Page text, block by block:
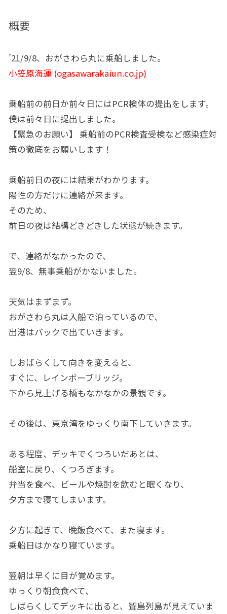
概要
’21/9/8、おがさわら丸に乗船しました。
小笠原海運 (ogasawarakaiun.co.jp)
乗船前の前日か前々日にはPCR検体の提出をします。
僕は前々日に提出しました。
【緊急のお願い】 乗船前のPCR検査受検など感染症対
策の徹底をお願いします！
乗船前日の夜には結果がわかります。
陽性の方だけに連絡が来ます。
そのため、
前日の夜は結構どきどきした状態が続きます。
で、連絡がなかったので、
翌9/8、無事乗船がかないました。
天気はまずまず。
おがさわら丸は入船で泊っているので、
出港はバックで出ていきます。
しおばらくして向きを変えると、
すぐに、レインボーブリッジ。
下から見上げる橋もなかなかの景観です。
その後は、東京湾をゆっくり南下していきます。
ある程度、デッキでくつろいだあとは、
船室に戻り、くつろぎます。
弁当を食べ、ビールや焼酎を飲むと眠くなり、
夕方まで寝てしまいます。
夕方に起きて、晩飯食べて、また寝ます。
乗船日はかなり寝ています。
翌朝は早くに目が覚めます。
ゆっくり朝食食べて、
しばらくしてデッキに出ると、聟島列島が見えていま